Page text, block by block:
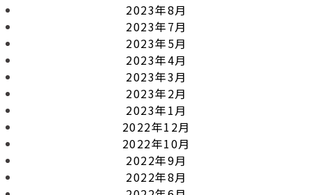
2023年8月
2023年7月
2023年5月
2023年4月
2023年3月
2023年2月
2023年1月
2022年12月
2022年10月
2022年9月
2022年8月